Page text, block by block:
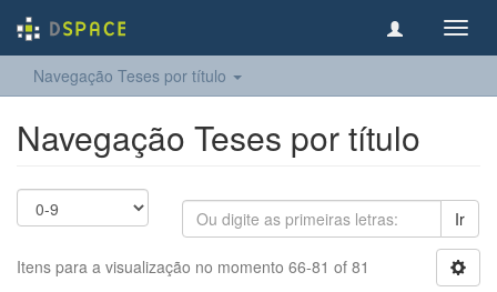
Navegação Teses por título
Navegação Teses por título
Ir
Itens para a visualização no momento 66-81 of 81